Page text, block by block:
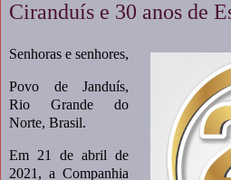
Ciranduís e 30 anos de
Senhoras e senhores,
Povo de Janduís,
Rio Grande do
Norte, Brasil.
Em 21 de abril de
2021, a Companhia